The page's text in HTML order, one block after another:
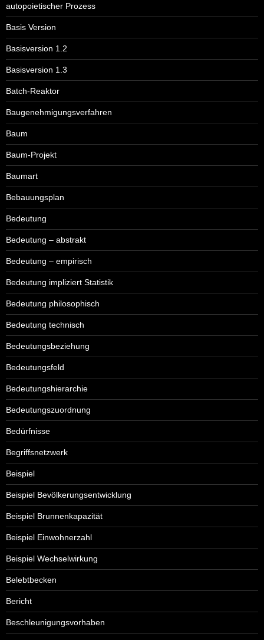
autopoietischer Prozess
Basis Version
Basisversion 1.2
Basisversion 1.3
Batch-Reaktor
Baugenehmigungsverfahren
Baum
Baum-Projekt
Baumart
Bebauungsplan
Bedeutung
Bedeutung – abstrakt
Bedeutung – empirisch
Bedeutung impliziert Statistik
Bedeutung philosophisch
Bedeutung technisch
Bedeutungsbeziehung
Bedeutungsfeld
Bedeutungshierarchie
Bedeutungszuordnung
Bedürfnisse
Begriffsnetzwerk
Beispiel
Beispiel Bevölkerungsentwicklung
Beispiel Brunnenkapazität
Beispiel Einwohnerzahl
Beispiel Wechselwirkung
Belebtbecken
Bericht
Beschleunigungsvorhaben